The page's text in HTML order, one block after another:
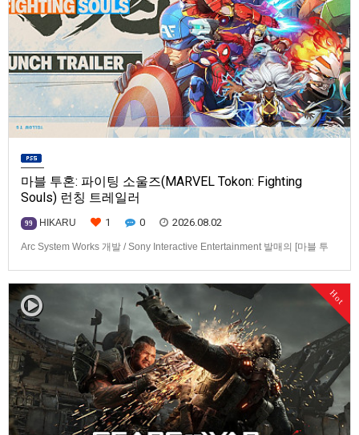
마블 투혼: 파이팅 소울즈(MARVEL Tokon: Fighting
Souls) 런칭 트레일러
99 HIKARU 1 0 2026.08.02
Arc System Works 개발 / Sony Interactive Entertainment 발매의 [마블 투
로 예정.
Hot